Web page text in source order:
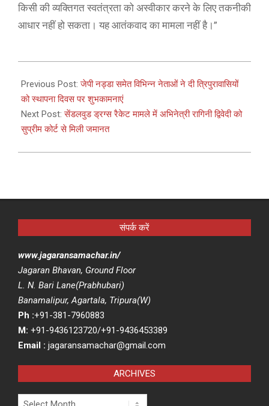
किसी की व्यक्तिगत स्वतंत्रता को अस्वीकार करने के लिए तकनीकी
आधार नहीं हो सकता। यह आतंकवाद का मामला नहीं है।”
01-
21
Previous Post:जेपी नड्डा समेत विभिन्न नेताओं ने दी त्रिपुरावासियों
को स्थापना दिवस पर शुभकामनाएं
Next Post:सेंडलवुड ड्रग्स रैकेट मामले में अभिनेत्री रागिनी द्विवेदी को
सुप्रीम कोर्ट से मिली जमानत
संपर्क करें
www.jagaransamachar.in/
Jagaran Bhavan, Ground Floor
L. N. Bari Lane(Prabhubari)
Banamalipur, Agartala, Tripura(W)
Ph :+91-381-7960883
M: +91-9436123720/+91-9436453389
Email : jagaransamachar@gmail.com
ARCHIVES
Archives